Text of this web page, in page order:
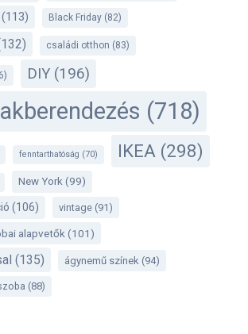
(113) Black Friday (82)
családi otthon (83)
DIY (196)
(718)
fenntarthatóság (70) IKEA (298)
New York (99)
(106) vintage (91)
alapvetők (101)
(135) ágynemű színek (94)
(88)